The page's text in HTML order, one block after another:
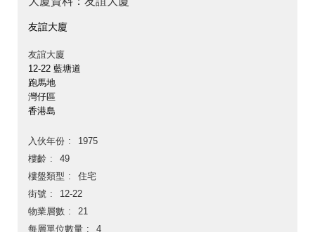
友誼大廈
友誼大廈
12-22 藍塘道
跑馬地
灣仔區
香港島
入伙年份
1975
樓齡
49
樓盤類型
住宅
街號
12-22
物業層數
21
每層單位數量
4